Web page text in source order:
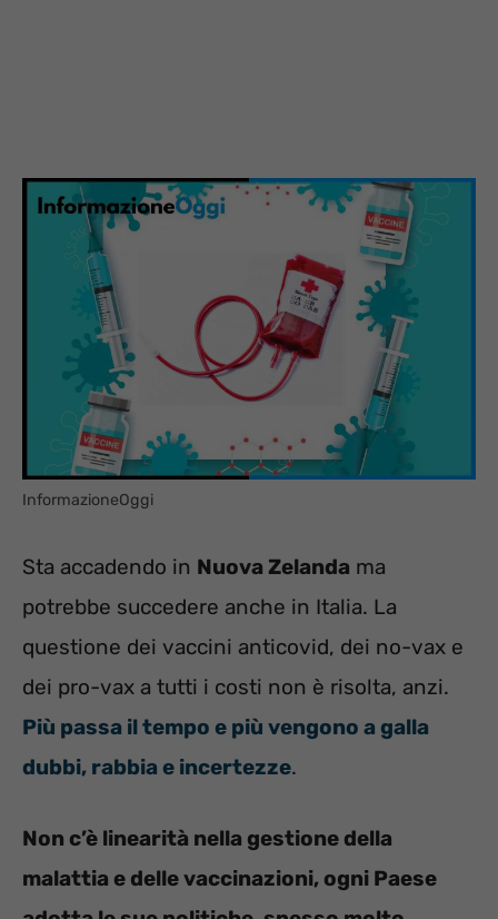
InformazioneOggi
Sta accadendo in Nuova Zelanda ma
potrebbe succedere anche in Italia. La
questione dei vaccini anticovid, dei no-vax e
dei pro-vax a tutti i costi non è risolta, anzi.
Più passa il tempo e più vengono a galla
dubbi, rabbia e incertezze.
Non c’è linearità nella gestione della
malattia e delle vaccinazioni, ogni Paese